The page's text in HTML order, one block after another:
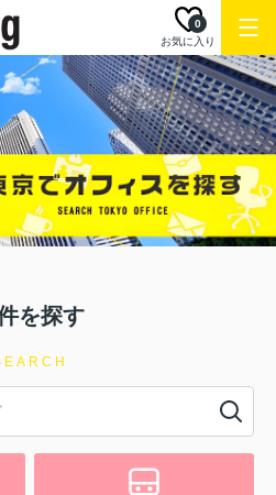
お気に入り
0
を探す